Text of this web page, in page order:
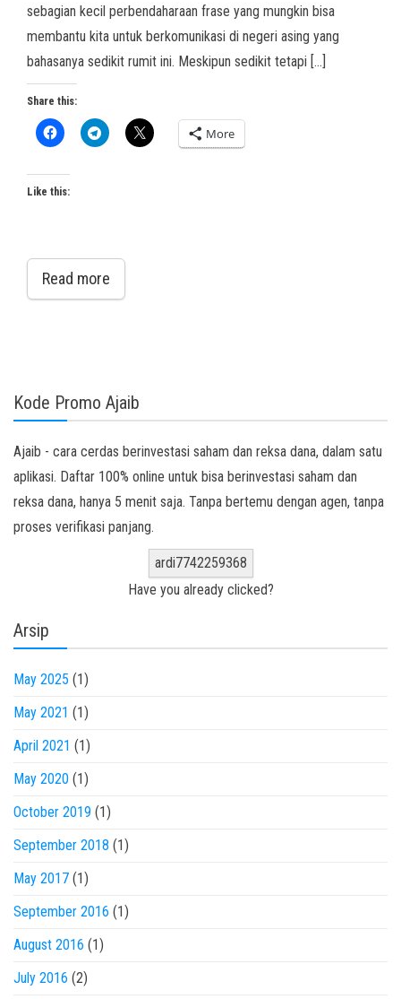
sebagian kecil perbendaharaan frase yang mungkin bisa
membantu kita untuk berkomunikasi di negeri asing yang
bahasanya sedikit rumit ini. Meskipun sedikit tetapi […]
Share this:
More
Like this:
Read more
Kode Promo Ajaib
Ajaib - cara cerdas berinvestasi saham dan reksa dana, dalam satu
aplikasi. Daftar 100% online untuk bisa berinvestasi saham dan
reksa dana, hanya 5 menit saja. Tanpa bertemu dengan agen, tanpa
proses verifikasi panjang.
ardi7742259368
Have you already clicked?
Arsip
May 2025 (1)
May 2021 (1)
April 2021 (1)
May 2020 (1)
October 2019 (1)
September 2018 (1)
May 2017 (1)
September 2016 (1)
August 2016 (1)
July 2016 (2)